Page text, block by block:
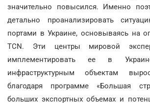
значительно повысился. Именно
детально проанализировать
портами в Украине, основываясь на
TCN. Эти центры мировой
имплементировать ее в
инфраструктурным объектам
благодаря программе «Большая
больших экспортных объемах и